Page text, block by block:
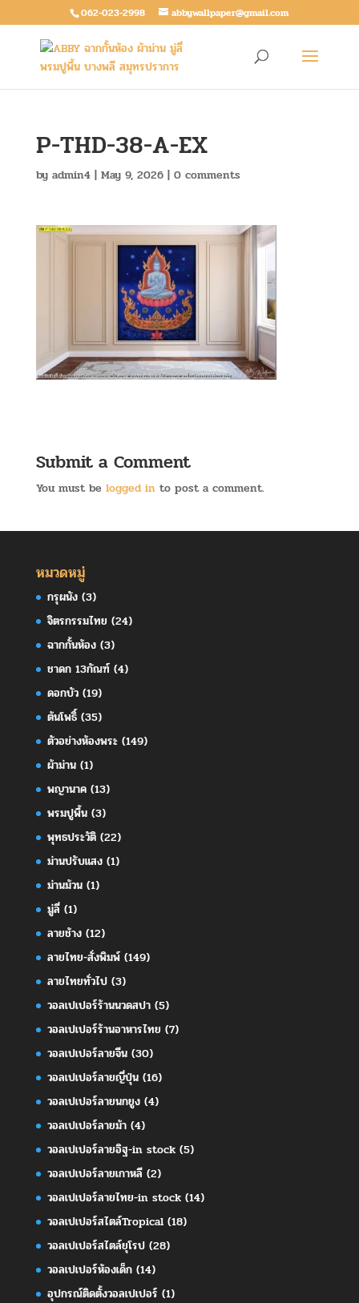
062-023-2998 abbywallpaper@gmail.com
P-THD-38-A-EX
by admin4| May 9, 2026| 0 comments
Submit a Comment
You must be logged into post a comment.
หมวดหมู่
กรุผนัง(3)
จิตรกรรมไทย (24)
ฉากกั้นห้อง(3)
ชาดก 13กัณฑ์(4)
ดอกบัว(19)
ต้นโพธิ์(35)
ตัวอย่างห้องพระ(149)
ผ้าม่าน(1)
พญานาค(13)
พรมปูพื้น(3)
พุทธประวัติ(22)
ม่านปรับแสง(1)
ม่านม้วน(1)
มู่ลี่(1)
ลายช้าง(12)
ลายไทย-สั่งพิมพ์(149)
ลายไทยทั่วไป(3)
วอลเปเปอร์ร้านนวดสปา(5)
วอลเปเปอร์ร้านอาหารไทย (7)
วอลเปเปอร์ลายจีน(30)
วอลเปเปอร์ลายญี่ปุ่น(16)
วอลเปเปอร์ลายนกยูง(4)
วอลเปเปอร์ลายม้า(4)
วอลเปเปอร์ลายอิฐ-in stock(5)
วอลเปเปอร์ลายเกาหลี(2)
วอลเปเปอร์ลายไทย-in stock(14)
วอลเปเปอร์สไตล์Tropical(18)
วอลเปเปอร์สไตล์ยุโรป(28)
วอลเปเปอร์ห้องเด็ก(14)
อุปกรณ์ติดตั้งวอลเปเปอร์ (1)